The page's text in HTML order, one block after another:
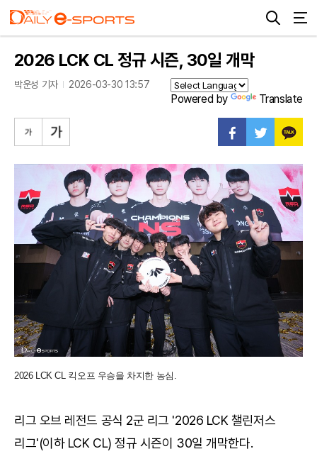
2026 LCK CL 정규 시즌, 30일 개막
박운성 기자 2026-03-30 13:57
Powered by Translate
2026 LCK CL 킥오프 우승을 차지한 농심.
리그 오브 레전드 공식 2군 리그 '2026 LCK 챌린저스
리그'(이하 LCK CL) 정규 시즌이 30일 개막한다.